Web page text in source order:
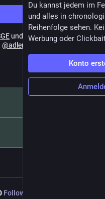
und gerne auch mal ein
@adlerpodcast
Follower
Du kannst jedem im
und alles in
Reihenfolge sehen.
Werbung oder
Konto